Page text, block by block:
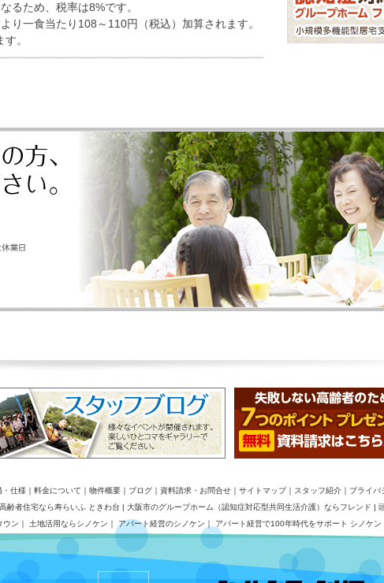
るため、税率は8%です。
り一食当たり108～110円（税込）加算されます。
。
・仕様 ｜ 料金について ｜ 物件概要｜ ブログ｜ 資料請求・お問合せ｜ サイトマップ｜ スタッフ紹介｜ プライバ
齢者住宅なら寿らいふ ときわ台 | 大阪市のグループホーム（認知症対応型共同生活介護）ならフレンド |
ウン ｜ 土地活用ならシノケン ｜ アパート経営のシノケン ｜ アパート経営で100年時代をサポート シノケン